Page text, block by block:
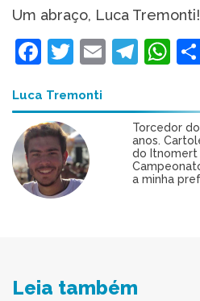
Um abraço, Luca Tremonti!
Facebook
Twitter
Email
Luca Tremonti
Torcedor
anos.
do Itnomert
a minha
Leia também